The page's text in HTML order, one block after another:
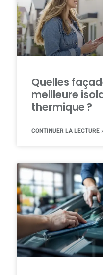
Quelles
meilleure
thermique ?
CONTINUER LA LECTURE